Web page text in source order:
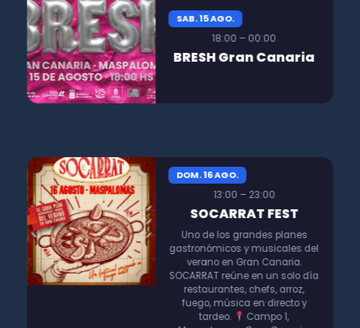
SAB. 15 AGO.
18:00 – 00:00
BRESH Gran Canaria
DOM. 16 AGO.
13:00 – 23:00
SOCARRAT FEST
Uno de los grandes planes
gastronómicos y musicales del
verano en Gran Canaria.
SOCARRAT reúne en un solo día
restaurantes, chefs, arroz,
fuego, música en directo y
tardeo.
Campo 1,